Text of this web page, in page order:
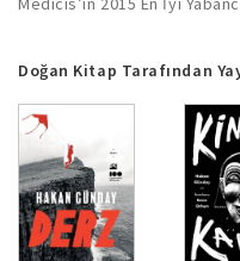
Doğan Kitap Tarafından